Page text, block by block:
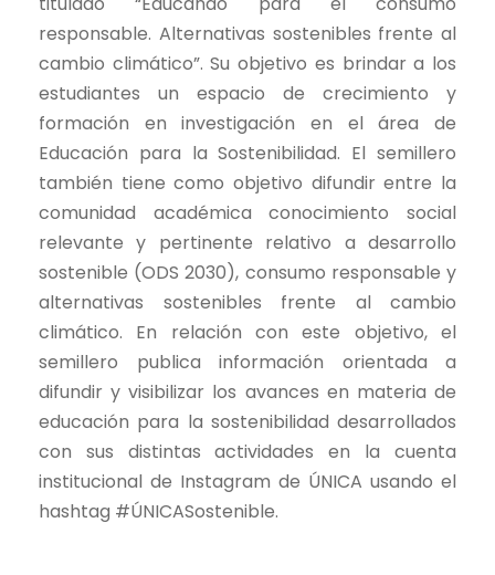
responsable. Alternativas sostenibles frente al
cambio climático”. Su objetivo es brindar a los
estudiantes un espacio de crecimiento y
formación en investigación en el área de
Educación para la Sostenibilidad. El semillero
también tiene como objetivo difundir entre la
comunidad académica conocimiento social
relevante y pertinente relativo a desarrollo
sostenible (ODS 2030), consumo responsable y
alternativas sostenibles frente al cambio
climático. En relación con este objetivo, el
semillero publica información orientada a
difundir y visibilizar los avances en materia de
educación para la sostenibilidad desarrollados
con sus distintas actividades en la cuenta
institucional de Instagram de ÚNICA usando el
hashtag #ÚNICASostenible.